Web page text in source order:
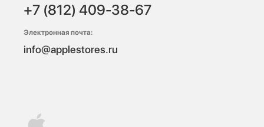
+7 (812) 409-38-67
Электронная почта:
info@applestores.ru